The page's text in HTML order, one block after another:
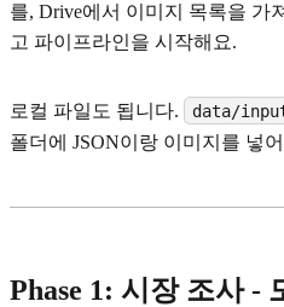
를, Drive에서 이미지 목록을 가
고 파이프라인을 시작해요.
로컬 파일도 됩니다. data/
폴더에 JSON이랑 이미지를 넣
Phase 1: 시장 조사 -